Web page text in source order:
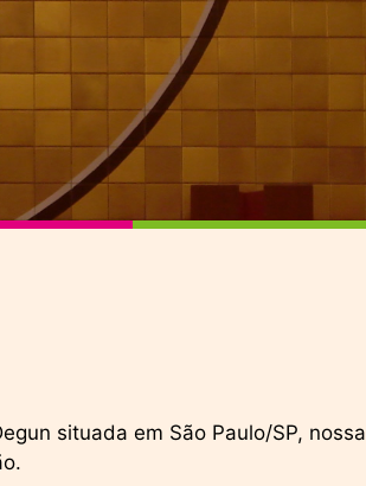
situada em São Paulo/SP, nossa